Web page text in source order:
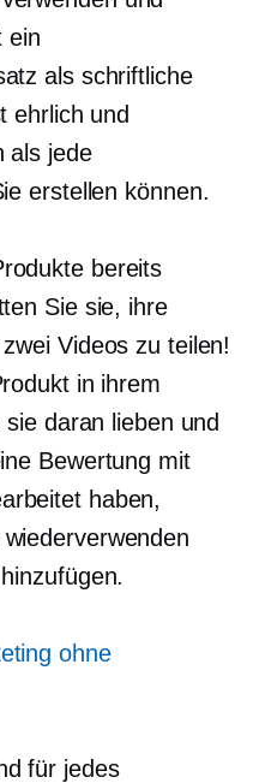
ein
als schriftliche
ehrlich und
als jede
erstellen können.
bereits
Sie sie, ihre
Videos zu teilen!
in ihrem
daran lieben und
Bewertung mit
haben,
ohne
für jedes